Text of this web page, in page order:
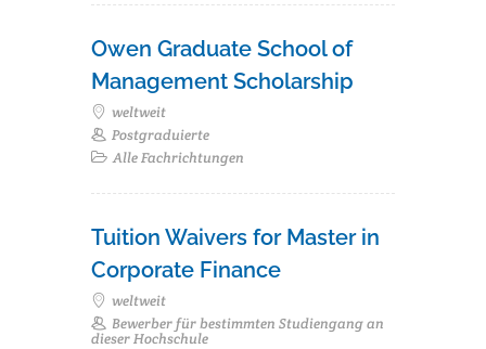
Owen Graduate School of
Management Scholarship
weltweit
Postgraduierte
Alle Fachrichtungen
Tuition Waivers for Master in
Corporate Finance
weltweit
Bewerber für bestimmten Studiengang an
dieser Hochschule